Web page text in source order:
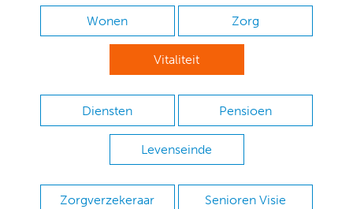
Wonen Zorg
Vitaliteit
Diensten Pensioen
Levenseinde
Zorgverzekeraar Senioren Visie